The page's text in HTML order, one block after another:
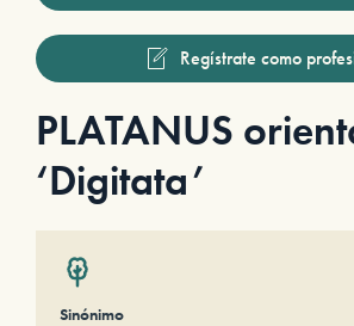
Regístrate como
PLATANUS
‘Digitata’
Sinónimo